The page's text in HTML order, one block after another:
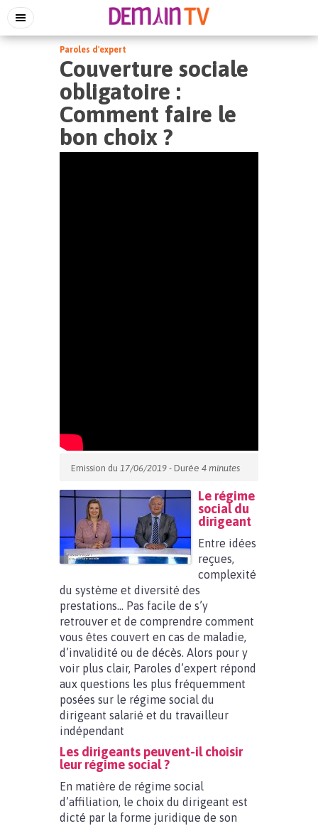
Paroles d'expert
Couverture sociale
obligatoire :
Comment faire le
bon choix ?
Emission du 17/06/2019 - Durée 4 minutes
Le régime
social du
dirigeant
Entre idées
reçues,
complexité
du système et diversité des
prestations… Pas facile de s’y
retrouver et de comprendre comment
vous êtes couvert en cas de maladie,
d’invalidité ou de décès. Alors pour y
voir plus clair, Paroles d’expert répond
aux questions les plus fréquemment
posées sur le régime social du
dirigeant salarié et du travailleur
indépendant
Les dirigeants peuvent-il choisir
leur régime social ?
En matière de régime social
d’affiliation, le choix du dirigeant est
dicté par la forme juridique de son